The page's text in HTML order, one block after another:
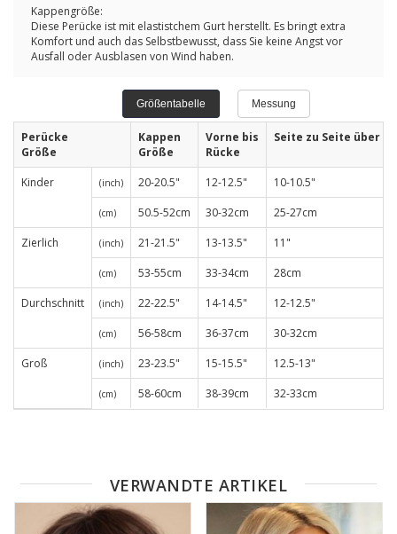
Kappengröße:
Diese Perücke ist mit elastistchem Gurt herstellt. Es bringt extra
Komfort und auch das Selbstbewusst, dass Sie keine Angst vor
Ausfall oder Ausblasen von Wind haben.
Größentabelle Messung
Perücke
Größe
Kappen
Größe
Vorne bis
Rücke
Seite zu Seite über
Kinder (inch) 20-20.5" 12-12.5" 10-10.5"
(cm) 50.5-52cm 30-32cm
25-27cm
Zierlich
(inch) 21-21.5" 13-13.5" 11"
(cm) 53-55cm 33-34cm
28cm
Durchschnitt
(inch) 22-22.5" 14-14.5" 12-12.5"
(cm) 56-58cm 36-37cm
30-32cm
Groß
(inch) 23-23.5" 15-15.5" 12.5-13"
(cm) 58-60cm 38-39cm 32-33cm
VERWANDTE ARTIKEL